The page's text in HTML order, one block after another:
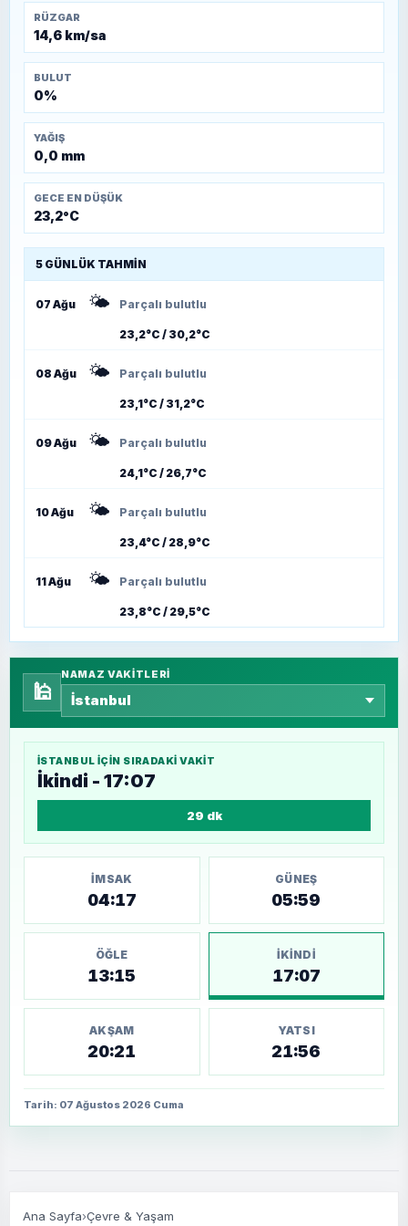
RÜZGAR
14,6 km/sa
BULUT
0%
YAĞIŞ
0,0 mm
GECE EN DÜŞÜK
23,2°C
5 GÜNLÜK TAHMIN
07 Ağu 🌤️ Parçalı bulutlu
23,2°C / 30,2°C
08 Ağu 🌤️ Parçalı bulutlu
23,1°C / 31,2°C
09 Ağu 🌤️ Parçalı bulutlu
24,1°C / 26,7°C
10 Ağu 🌤️ Parçalı bulutlu
23,4°C / 28,9°C
11 Ağu 🌤️ Parçalı bulutlu
23,8°C / 29,5°C
🕌
NAMAZ VAKITLERI
İSTANBUL IÇIN SIRADAKI VAKIT
İkindi - 17:07
29 dk
İMSAK
04:17
GÜNEŞ
05:59
ÖĞLE
13:15
İKINDI
17:07
AKŞAM
20:21
YATSI
21:56
Tarih: 07 Ağustos 2026 Cuma
Ana Sayfa›Çevre & Yaşam